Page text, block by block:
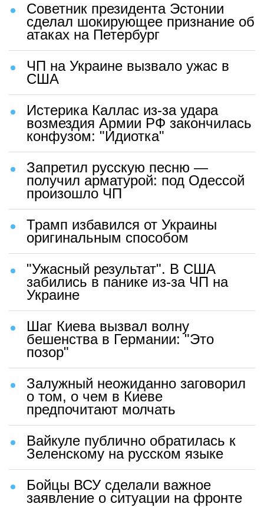
Советник президента Эстонии
сделал шокирующее признание об
атаках на Петербург
ЧП на Украине вызвало ужас в
США
Истерика Каллас из-за удара
возмездия Армии РФ закончилась
конфузом: "Идиотка"
Запретил русскую песню —
получил арматурой: под Одессой
произошло ЧП
Трамп избавился от Украины
оригинальным способом
"Ужасный результат". В США
забились в панике из-за ЧП на
Украине
Шаг Киева вызвал волну
бешенства в Германии: "Это
позор"
Залужный неожиданно заговорил
о том, о чем в Киеве
предпочитают молчать
Вайкуле публично обратилась к
Зеленскому на русском языке
Бойцы ВСУ сделали важное
заявление о ситуации на фронте